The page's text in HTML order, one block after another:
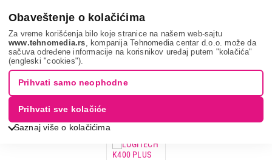
Obaveštenje o kolačićima
Za vreme korišćenja bilo koje stranice na našem web-sajtu
www.tehnomedia.rs , kompanija Tehnomedia centar d.o.o. može da
sačuva određene informacije na korisnikov uređaj putem "kolačića"
(engleski "cookies").
Saznaj više o kolačićima
Prihvati samo neophodne
Prihvati sve kolačiće
It & gaming Periferije Tastature Logitech k400 p...